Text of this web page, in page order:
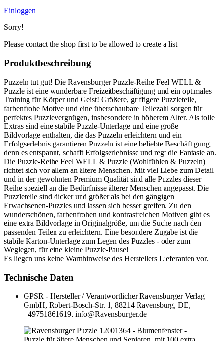
Einloggen
Sorry!
Please contact the shop first to be allowed to create a list
Produktbeschreibung
Puzzeln tut gut! Die Ravensburger Puzzle-Reihe Feel WELL &
Puzzle ist eine wunderbare Freizeitbeschäftigung und ein optimales
Training für Körper und Geist! Größere, griffigere Puzzleteile,
farbenfrohe Motive und eine überschaubare Teilezahl sorgen für
perfektes Puzzlevergnügen, insbesondere in höherem Alter. Als tolle
Extras sind eine stabile Puzzle-Unterlage und eine große
Bildvorlage enthalten, die das Puzzeln erleichtern und ein
Erfolgserlebnis garantieren.Puzzeln ist eine beliebte Beschäftigung,
denn es entspannt, schafft Erfolgserlebnisse und regt die Fantasie an.
Die Puzzle-Reihe Feel WELL & Puzzle (Wohlfühlen & Puzzeln)
richtet sich vor allem an ältere Menschen. Mit viel Liebe zum Detail
und in der gewohnten Premium Qualität sind alle Puzzles dieser
Reihe speziell an die Bedürfnisse älterer Menschen angepasst. Die
Puzzleteile sind dicker und größer als bei den gängigen
Erwachsenen-Puzzles und lassen sich besser greifen. Zu den
wunderschönen, farbenfrohen und kontrastreichen Motiven gibt es
eine extra Bildvorlage in Originalgröße, um die Suche nach den
passenden Teilen zu erleichtern. Eine besondere Zugabe ist die
stabile Karton-Unterlage zum Legen des Puzzles - oder zum
Weglegen, für eine kleine Puzzle-Pause!
Es liegen uns keine Warnhinweise des Herstellers Lieferanten vor.
Technische Daten
GPSR - Hersteller / Verantwortlicher Ravensburger Verlag
GmbH, Robert-Bosch-Str. 1, 88214 Ravensburg, DE,
+49751861619, info@Ravensburger.de